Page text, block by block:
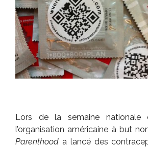
Lors de la semaine nationale
l’organisation américaine à but
Parenthood a lancé des